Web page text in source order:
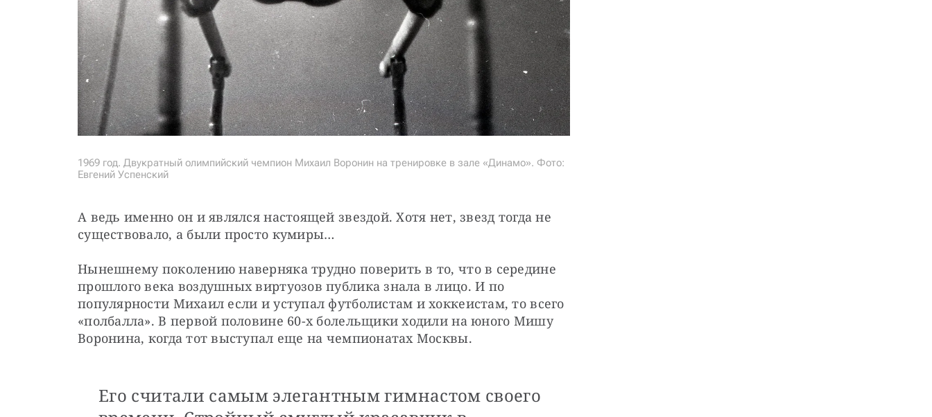
1969 год. Двукратный олимпийский чемпион Михаил Воронин на тренировке в зале «Динамо». Фото:
Евгений Успенский
А ведь именно он и являлся настоящей звездой. Хотя нет, звезд тогда не
существовало, а были просто кумиры…
Нынешнему поколению наверняка трудно поверить в то, что в середине
прошлого века воздушных виртуозов публика знала в лицо. И по
популярности Михаил если и уступал футболистам и хоккеистам, то всего
«полбалла». В первой половине 60-х болельщики ходили на юного Мишу
Воронина, когда тот выступал еще на чемпионатах Москвы.
Его считали самым элегантным гимнастом своего